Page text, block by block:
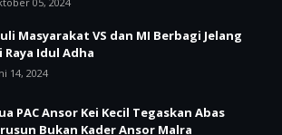
Masyarakat VS dan MI Berbagi Jelang
Raya Idul Adha
14, 2024
PAC Ansor Kei Kecil Tegaskan Abas
Bukan Kader Ansor Malra